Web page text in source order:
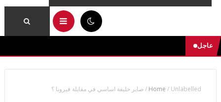
عاجل
Home / Unlabelled
/ صابر خليفة اساسي في مقابلة فيرونا ؟